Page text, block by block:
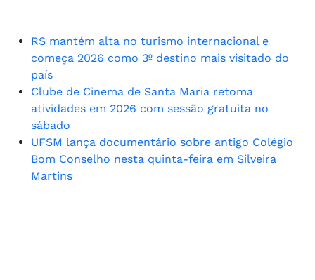
RS mantém alta no turismo internacional e
começa 2026 como 3º destino mais visitado do
país
Clube de Cinema de Santa Maria retoma
atividades em 2026 com sessão gratuita no
sábado
UFSM lança documentário sobre antigo Colégio
Bom Conselho nesta quinta-feira em Silveira
Martins